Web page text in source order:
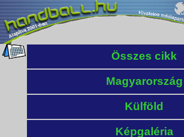
Összes cikk
Magyarország
Külföld
Képgaléria